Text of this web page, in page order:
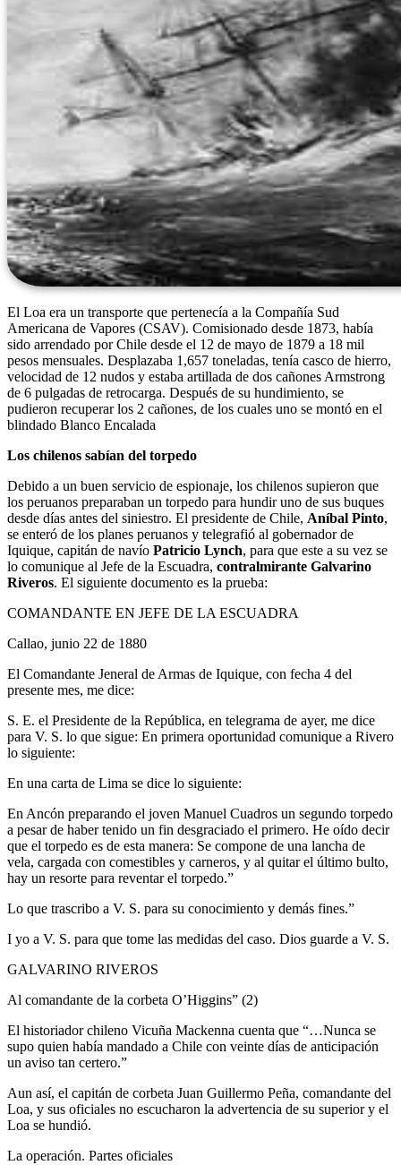
El Loa era un transporte que pertenecía a la Compañía Sud
Americana de Vapores (CSAV). Comisionado desde 1873, había
sido arrendado por Chile desde el 12 de mayo de 1879 a 18 mil
pesos mensuales. Desplazaba 1,657 toneladas, tenía casco de hierro,
velocidad de 12 nudos y estaba artillada de dos cañones Armstrong
de 6 pulgadas de retrocarga. Después de su hundimiento, se
pudieron recuperar los 2 cañones, de los cuales uno se montó en el
blindado Blanco Encalada
Los chilenos sabían del torpedo
Debido a un buen servicio de espionaje, los chilenos supieron que
los peruanos preparaban un torpedo para hundir uno de sus buques
desde días antes del siniestro. El presidente de Chile, Aníbal Pinto,
se enteró de los planes peruanos y telegrafió al gobernador de
Iquique, capitán de navío Patricio Lynch, para que este a su vez se
lo comunique al Jefe de la Escuadra, contralmirante Galvarino
Riveros. El siguiente documento es la prueba:
COMANDANTE EN JEFE DE LA ESCUADRA
Callao, junio 22 de 1880
El Comandante Jeneral de Armas de Iquique, con fecha 4 del
presente mes, me dice:
S. E. el Presidente de la República, en telegrama de ayer, me dice
para V. S. lo que sigue: En primera oportunidad comunique a Rivero
lo siguiente:
En una carta de Lima se dice lo siguiente:
En Ancón preparando el joven Manuel Cuadros un segundo torpedo
a pesar de haber tenido un fin desgraciado el primero. He oído decir
que el torpedo es de esta manera: Se compone de una lancha de
vela, cargada con comestibles y carneros, y al quitar el último bulto,
hay un resorte para reventar el torpedo.”
Lo que trascribo a V. S. para su conocimiento y demás fines.”
I yo a V. S. para que tome las medidas del caso. Dios guarde a V. S.
GALVARINO RIVEROS
Al comandante de la corbeta O’Higgins” (2)
El historiador chileno Vicuña Mackenna cuenta que “…Nunca se
supo quien había mandado a Chile con veinte días de anticipación
un aviso tan certero.”
Aun así, el capitán de corbeta Juan Guillermo Peña, comandante del
Loa, y sus oficiales no escucharon la advertencia de su superior y el
Loa se hundió.
La operación. Partes oficiales